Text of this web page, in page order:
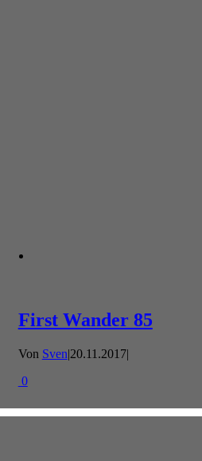
First Wander 85
Von Sven|20.11.2017|
0